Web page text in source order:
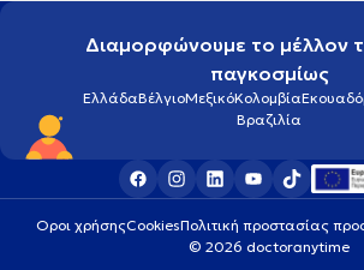
Διαμορφώνουμε το μέλλον
παγκοσμίως
ΕλλάδαΒέλγιοΜεξικόΚολομβία
Βραζιλία
Οροι χρήσηςCookiesΠολιτική προστασίας
© 2026 doctoranytime